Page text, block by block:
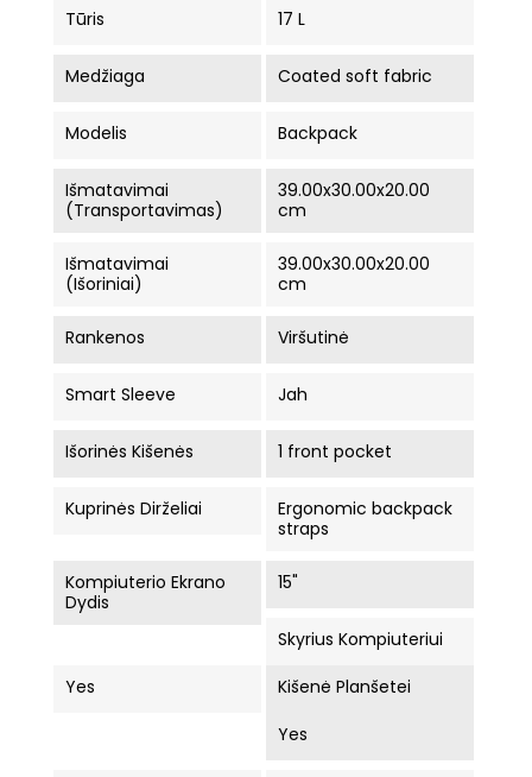
Tūris 17 L
Medžiaga Coated soft fabric
Modelis Backpack
Išmatavimai
(Transportavimas)
39.00x30.00x20.00
cm
Išmatavimai
(Išoriniai)
39.00x30.00x20.00
cm
Rankenos Viršutinė
Smart Sleeve Jah
Išorinės Kišenės 1 front pocket
Kuprinės Dirželiai
Ergonomic backpack
straps
Kompiuterio Ekrano
Dydis
15"
Skyrius Kompiuteriui
Yes
Kišenė Planšetei
Yes